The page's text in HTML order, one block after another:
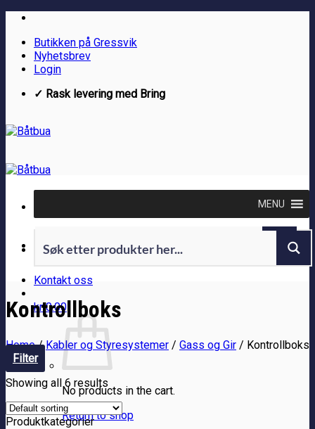
Skip
contentButikken på Gressvik
Nyhetsbrev
Login
✓ Rask levering med Bring
Kontakt oss
kr0.00
No products in the cart.
Return to shop
MENU
Kontrollboks
Home / Kabler og Styresystemer / Gass og Gir / Kontrollboks
Filter
Showing all 6 results
Produktkategorier